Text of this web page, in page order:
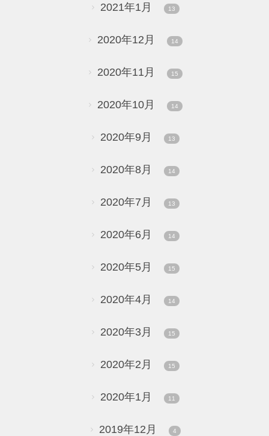
2021年1月 13
2020年12月 14
2020年11月 15
2020年10月 14
2020年9月 13
2020年8月 14
2020年7月 13
2020年6月 14
2020年5月 15
2020年4月 14
2020年3月 15
2020年2月 15
2020年1月 11
2019年12月 4